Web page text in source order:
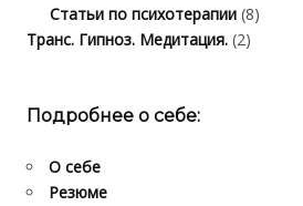
Статьи по психотерапии (8)
Транс. Гипноз. Медитация. (2)
Подробнее о себе:
О себе
Резюме